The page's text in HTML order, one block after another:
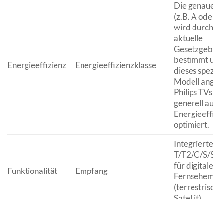
Energieeffizienz Energieeffizienzklasse
Die genaue
(z.B. A oder
wird durch
aktuelle
bestimmt
dieses
Modell
Philips TVs
generell auf
optimiert.
Funktionalität Empfang
Integrierter
T/T2/C/S/
für digitalen